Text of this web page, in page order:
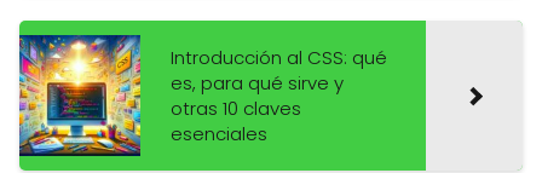
Introducción al CSS: qué
es, para qué sirve y
otras 10 claves
esenciales